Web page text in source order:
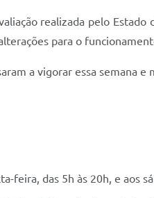
realizada pelo Estado
para o
a vigorar essa semana
feira, das 5h às 20h, e aos